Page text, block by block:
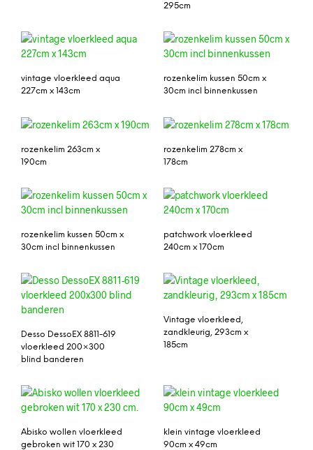
295cm
vintage vloerkleed aqua
227cm x 143cm
rozenkelim kussen 50cm x
30cm incl binnenkussen
rozenkelim 263cm x
190cm
rozenkelim 278cm x
178cm
rozenkelim kussen 50cm x
30cm incl binnenkussen
patchwork vloerkleed
240cm x 170cm
Desso DessoEX 8811-619
vloerkleed 200×300
blind banderen
Vintage vloerkleed,
zandkleurig, 293cm x
185cm
Abisko wollen vloerkleed
gebroken wit 170 x 230
klein vintage vloerkleed
90cm x 49cm